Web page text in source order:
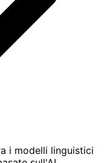
i modelli linguistici